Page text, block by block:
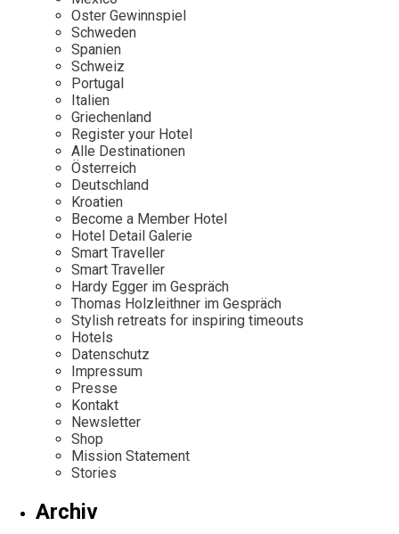
Mexico
Niederlande
Österreich
Portugal
Schweden
Spanien
Schweiz
Persönlichkeiten
Our Story
Career
Kontakt
Impressum
Oster Gewinnspiel
Schweden
Spanien
Schweiz
Portugal
Italien
Griechenland
Register your Hotel
Alle Destinationen
Österreich
Deutschland
Kroatien
Become a Member Hotel
Hotel Detail Galerie
Smart Traveller
Smart Traveller
Hardy Egger im Gespräch
Thomas Holzleithner im Gespräch
Stylish retreats for inspiring timeouts
Hotels
Datenschutz
Impressum
Presse
Kontakt
Newsletter
Shop
Mission Statement
Stories
Archiv